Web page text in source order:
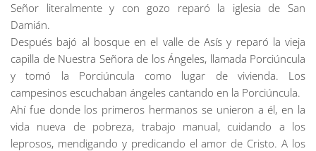
Señor literalmente y con gozo reparó la iglesia de San
Damián.
Después bajó al bosque en el valle de Asís y reparó la vieja
capilla de Nuestra Señora de los Ángeles, llamada Porciúncula
y tomó la Porciúncula como lugar de vivienda. Los
campesinos escuchaban ángeles cantando en la Porciúncula.
Ahí fue donde los primeros hermanos se unieron a él, en la
vida nueva de pobreza, trabajo manual, cuidando a los
leprosos, mendigando y predicando el amor de Cristo. A los